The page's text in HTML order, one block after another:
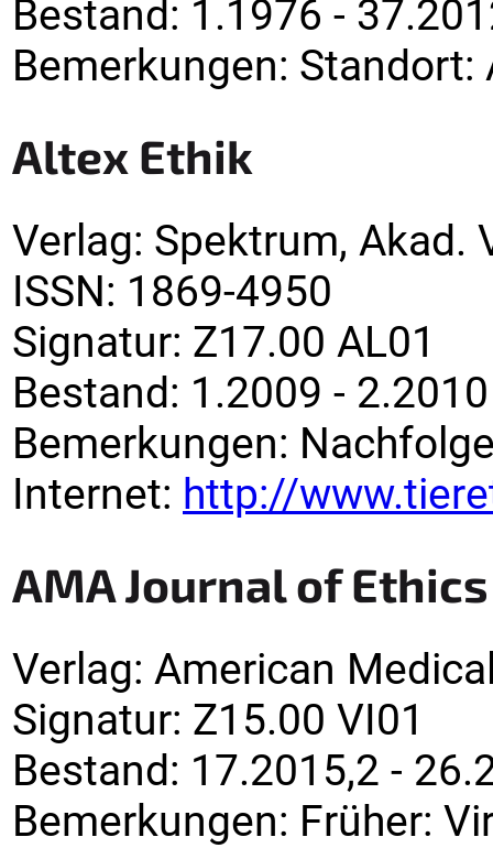
Bestand: 1.1976 -
Bemerkungen: Standort:
Altex Ethik
Verlag: Spektrum, Akad.
ISSN: 1869-4950
Signatur: Z17.00 AL01
Bestand: 1.2009 - 2.2010
Bemerkungen:
Internet: http://
AMA Journal of Ethics
Verlag: American
Signatur: Z15.00 VI01
Bestand: 17.2015,2 -
Bemerkungen: Früher: